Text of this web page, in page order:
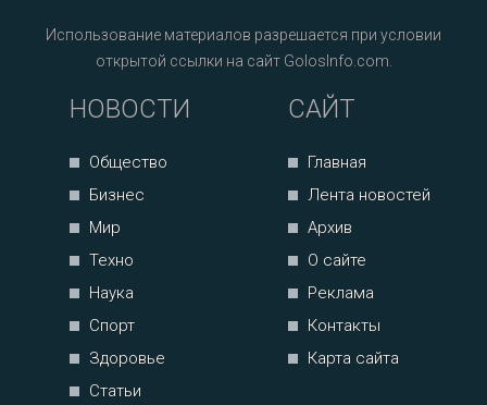
Использование материалов разрешается при условии
открытой ссылки на сайт GolosInfo.com.
НОВОСТИ
Общество
Бизнес
Мир
Техно
Наука
Спорт
Здоровье
Статьи
САЙТ
Главная
Лента новостей
Архив
О сайте
Реклама
Контакты
Карта сайта